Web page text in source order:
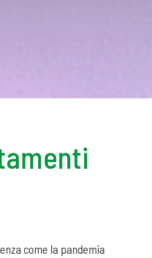
come la pandemia